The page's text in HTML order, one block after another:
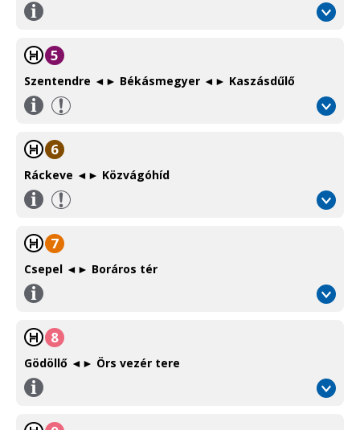
Információ
Information
5
Szentendre ◄► Békásmegyer ◄► Kaszásdűlő
Információ
Information
6
Ráckeve ◄► Közvágóhíd
Információ
Information
7
Csepel ◄► Boráros tér
Információ
Information
8
Gödöllő ◄► Örs vezér tere
Információ
Information